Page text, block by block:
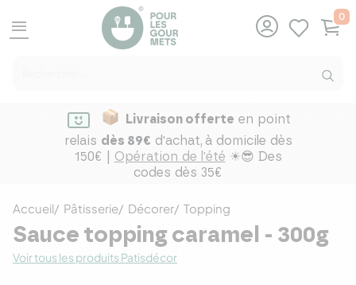
menu
0
Livraison offerte en point
relais dès 89€ d'achat, à domicile dès
150€ | Opération de l'été ☀😎 Des
codes dès 35€
Accueil Pâtisserie Décorer Topping
Sauce topping caramel - 300g
Voir tous les produits Patisdécor